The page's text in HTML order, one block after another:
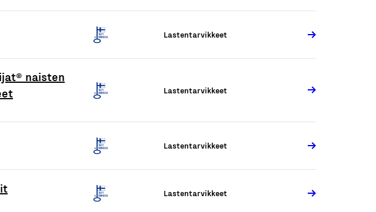
Lastentarvikkeet
naisten
Lastentarvikkeet
Lastentarvikkeet
Lastentarvikkeet